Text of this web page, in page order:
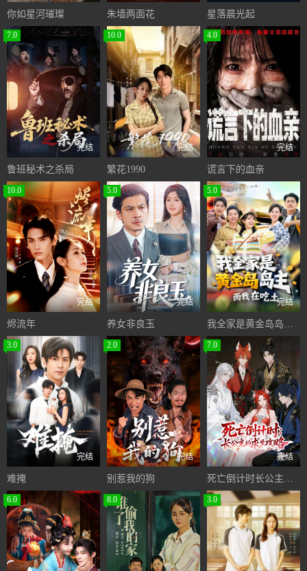
你如星河璀璨 朱墙两面花 星落晨光起
7.0
完结
鲁班秘术之杀局
10.0
完结
繁花1990
4.0
完结
谎言下的血亲
10.0
完结
烬流年
5.0
完结
养女非良玉
5.0
完结
3.0
完结
难掩
2.0
完结
别惹我的狗
7.0
完结
死亡倒计时长公主的求生攻略
6.0 8.0 3.0